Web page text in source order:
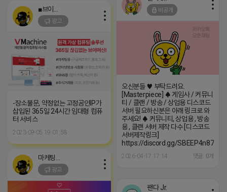
비공개
오신분들 ♥ 부탁드려요.
[Masterpiece] ♠ 게임사 / 커뮤니
티 / 클랜 / 방송 / 상업용 디스코드
서버 필요하신분은 아래 링크로 와
주세요! ♠ 커뮤니티, 상업용 , 방송
용 , 클랜 서버 제작 다수 [디스코드
서버제작링크]
https://discord.gg/SBEEP4n87z
2026-04-17 17:14 댓글: 0개
광고
-장소불문, 약정없는 고정공인IP가
삽입된 365일 24시간 임대형 컴퓨
터 서비스
2023-09-05 19:01:58
광고
팬다 Jr.